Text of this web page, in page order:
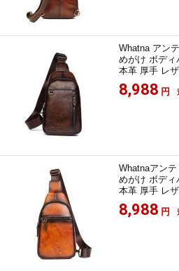
Whatna アン
めがけ ボデ
本革 厚手 レ
8,988 円
Whatnaアン
めがけ ボデ
本革 厚手 レ
8,988 円